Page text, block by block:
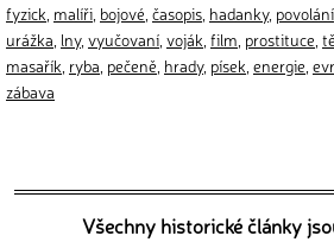
fyzick malíři bojové časopis hadanky, povolání
urážka lny, vyučovaní voják film prostituce
masařík ryba pečeně hrady, písek energie
zábava
Všechny historické články